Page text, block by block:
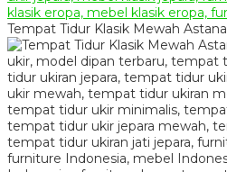
Tempat Tidur Klasik Mewah Astana